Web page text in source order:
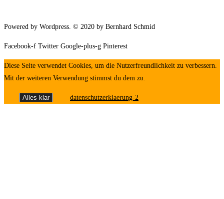
Powered by Wordpress. © 2020 by Bernhard Schmid
Facebook-f Twitter Google-plus-g Pinterest
Diese Seite verwendet Cookies, um die Nutzerfreundlichkeit zu verbessern.
Mit der weiteren Verwendung stimmst du dem zu.
Alles klar datenschutzerklaerung-2